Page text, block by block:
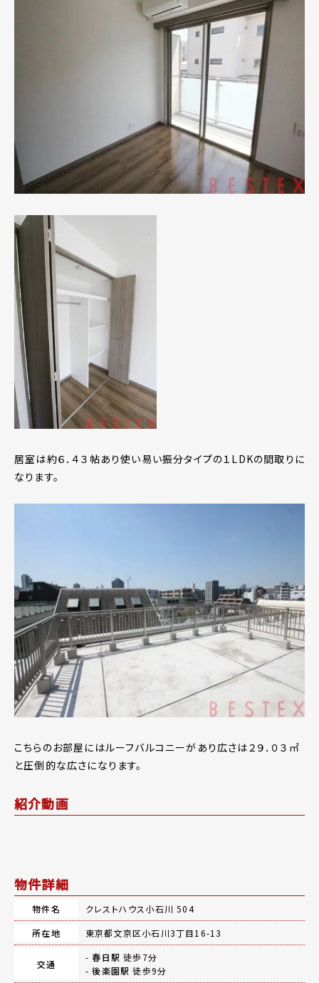
居室は約６．４３帖あり使い易い振分タイプの１LDKの間取りに
なります。
こちらのお部屋にはルーフバルコニーがあり広さは２９．０３㎡
と圧倒的な広さになります。
紹介動画
物件詳細
物件名
クレストハウス小石川 504
所在地
東京都文京区小石川3丁目16-13
交通
- 春日駅 徒歩7分
-後楽園駅 徒歩9分